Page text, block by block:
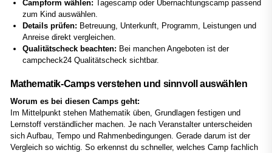
Campform wählen: Tagescamp oder Übernachtungscamp passend
zum Kind auswählen.
Details prüfen: Betreuung, Unterkunft, Programm, Leistungen und
Anreise direkt vergleichen.
Qualitätscheck beachten: Bei manchen Angeboten ist der
campcheck24 Qualitätscheck sichtbar.
Mathematik-Camps verstehen und sinnvoll auswählen
Worum es bei diesen Camps geht:
Im Mittelpunkt stehen Mathematik üben, Grundlagen festigen und
Lernstoff verständlicher machen. Je nach Veranstalter unterscheiden
sich Aufbau, Tempo und Rahmenbedingungen. Gerade darum ist der
Vergleich so wichtig. So erkennst du schneller, welches Camp fachlich